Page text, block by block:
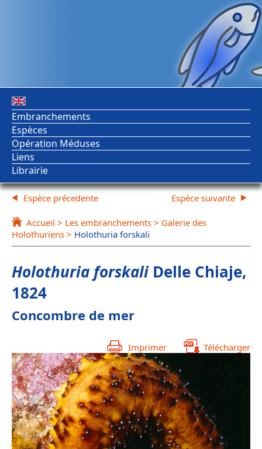
Embranchements
Espèces
Opération Méduses
Liens
Librairie
Espèce précedente
Accueil > Les embranchements > Galerie des
Holothuriens > Holothuria forskali
Espèce suivante
Holothuria forskaliDelle Chiaje,
1824
Concombre de mer
Imprimer Télécharger